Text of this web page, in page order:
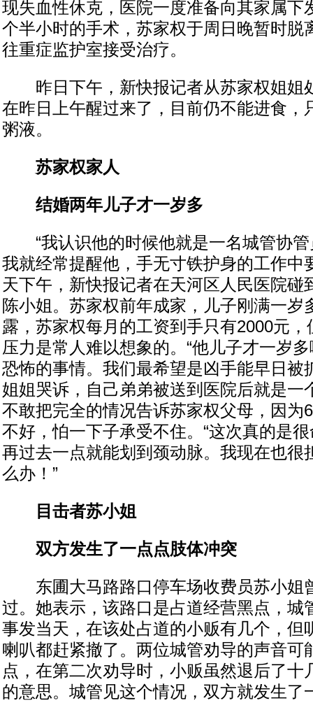
现失血性休克，医院一度准备向其家属下
个半小时的手术，苏家权于周日晚暂时脱
往重症监护室接受治疗。
昨日下午，新快报记者从苏家权姐姐
在昨日上午醒过来了，目前仍不能进食，
粥液。
苏家权家人
结婚两年儿子才一岁多
“我认识他的时候他就是一名城管协管
我就经常提醒他，手无寸铁护身的工作中
天下午，新快报记者在天河区人民医院碰
陈小姐。苏家权前年成家，儿子刚满一岁
露，苏家权每月的工资到手只有2000元
压力是常人难以想象的。“他儿子才一岁
恐怖的事情。我们最希望是凶手能早日被
姐姐哭诉，自己弟弟被送到医院后就是一
不敢把完全的情况告诉苏家权父母，因为
不好，怕一下子承受不住。“这次真的是
再过去一点就能划到颈动脉。我现在也很
么办！”
目击者苏小姐
双方发生了一点点肢体冲突
东圃大马路路口停车场收费员苏小姐
过。她表示，该路口是占道经营黑点，城
事发当天，在该处占道的小贩有几个，但
喇叭都赶紧撤了。两位城管劝导的声音可
点，在第二次劝导时，小贩虽然退后了十
的意思。城管见这个情况，双方就发生了